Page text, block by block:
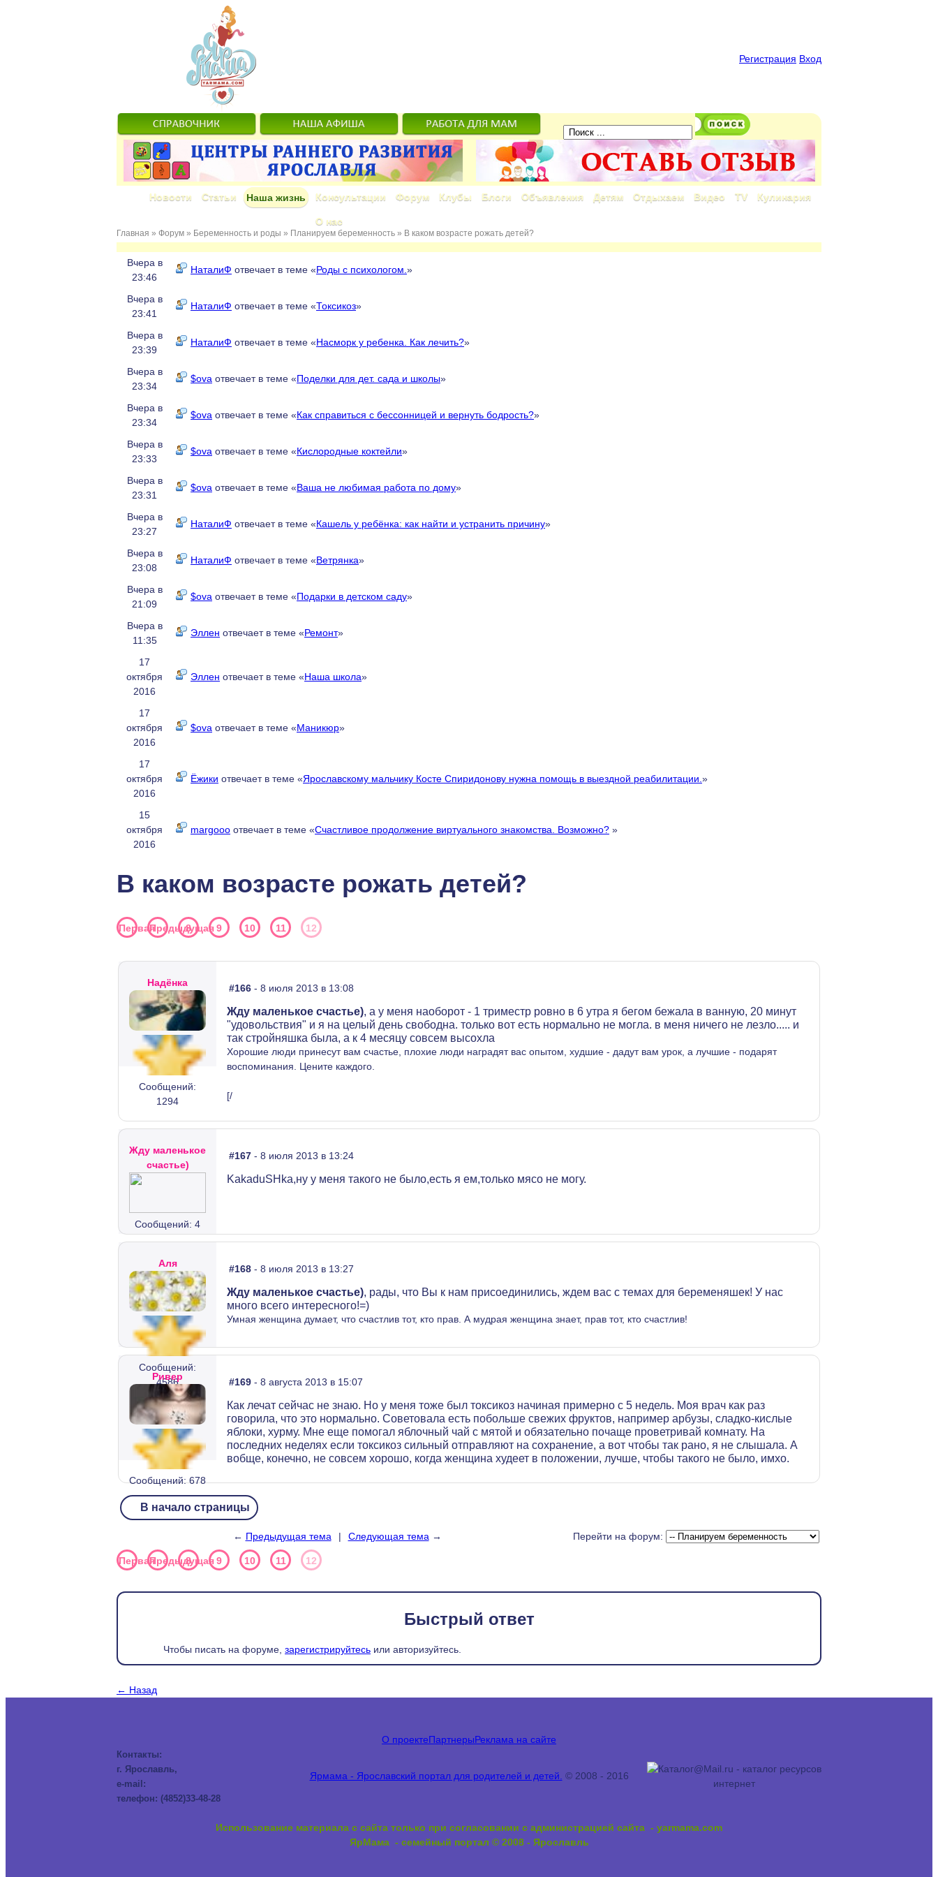
Регистрация Вход
Новости Статьи Наша жизнь Консультации Форум Клубы Блоги Объявления Детям Отдыхаем Видео TV Кулинария
О нас
Главная » Форум » Беременность и роды » Планируем беременность » В каком возрасте рожать детей?
Вчера в
23:46
НаталиФ отвечает в теме «Роды с психологом. »
Вчера в
23:41
НаталиФ отвечает в теме «Токсикоз»
Вчера в
23:39
НаталиФ отвечает в теме «Насморк у ребенка. Как лечить?»
Вчера в
23:34
$ova отвечает в теме «Поделки для дет. сада и школы»
Вчера в
23:34
$ova отвечает в теме «Как справиться с бессонницей и вернуть бодрость?»
Вчера в
23:33
$ova отвечает в теме «Кислородные коктейли»
Вчера в
23:31
$ova отвечает в теме «Ваша не любимая работа по дому»
Вчера в
23:27
НаталиФ отвечает в теме «Кашель у ребёнка: как найти и устранить причину»
Вчера в
23:08
НаталиФ отвечает в теме «Ветрянка»
Вчера в
21:09
$ova отвечает в теме «Подарки в детском саду»
Вчера в
11:35
Эллен отвечает в теме «Ремонт»
17
октября
2016
Эллен отвечает в теме «Наша школа»
17
октября
2016
$ova отвечает в теме «Маникюр»
17
октября
2016
Ёжики отвечает в теме «Ярославскому мальчику Косте Спиридонову нужна помощь в выездной реабилитации. »
15
октября
2016
margooo отвечает в теме «Счастливое продолжение виртуального знакомства. Возможно? »
В каком возрасте рожать детей?
ПерваяПредыдущая
8 9 10 11 12
Надёнка
Сообщений:
1294
#166 - 8 июля 2013 в 13:08
Жду маленькое счастье), а у меня наоборот - 1 триместр ровно в 6 утра я бегом бежала в ванную, 20 минут
"удовольствия" и я на целый день свободна. только вот есть нормально не могла. в меня ничего не лезло..... и
так стройняшка была, а к 4 месяцу совсем высохла
Хорошие люди принесут вам счастье, плохие люди наградят вас опытом, худшие - дадут вам урок, а лучшие - подарят
воспоминания. Цените каждого.
[/
Жду маленькое
счастье)
Сообщений: 4
#167 - 8 июля 2013 в 13:24
KakaduSHka,ну у меня такого не было,есть я ем,только мясо не могу.
Аля
Сообщений:
4586
#168 - 8 июля 2013 в 13:27
Жду маленькое счастье), рады, что Вы к нам присоединились, ждем вас с темах для беременяшек! У нас
много всего интересного!=)
Умная женщина думает, что счастлив тот, кто прав. А мудрая женщина знает, прав тот, кто счастлив!
Ривер
Сообщений: 678
#169 - 8 августа 2013 в 15:07
Как лечат сейчас не знаю. Но у меня тоже был токсикоз начиная примерно с 5 недель. Моя врач как раз
говорила, что это нормально. Советовала есть побольше свежих фруктов, например арбузы, сладко-кислые
яблоки, хурму. Мне еще помогал яблочный чай с мятой и обязательно почаще проветривай комнату. На
последних неделях если токсикоз сильный отправляют на сохранение, а вот чтобы так рано, я не слышала. А
вобще, конечно, не совсем хорошо, когда женщина худеет в положении, лучше, чтобы такого не было, имхо.
В начало страницы
← Предыдущая тема | Следующая тема → Перейти на форум:
ПерваяПредыдущая
8 9 10 11 12
Быстрый ответ
Чтобы писать на форуме, зарегистрируйтесь или авторизуйтесь.
← Назад
О проектеПартнерыРеклама на сайте
Контакты:
г. Ярославль,
e-mail:
телефон: (4852)33-48-28
Ярмама - Ярославский портал для родителей и детей. © 2008 - 2016
Использование материала с сайта только при согласовании с администрацией сайта - yarmama.com
ЯрМама - семейный портал © 2008 - Ярославль